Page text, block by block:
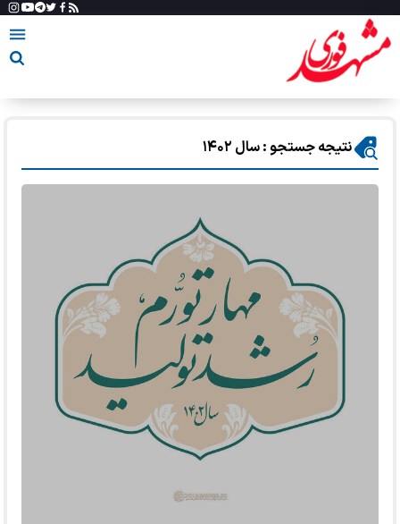
نتیجه جستجو : سال ۱۴۰۲